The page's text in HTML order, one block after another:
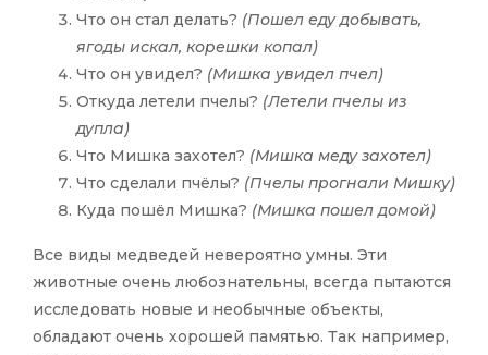
Что он стал делать? (Пошел еду добывать,
ягоды искал, корешки копал)
Что он увидел? (Мишка увидел пчел)
Откуда летели пчелы? (Летели пчелы из
дупла)
Что Мишка захотел? (Мишка меду захотел)
Что сделали пчёлы? (Пчелы прогнали Мишку)
Куда пошёл Мишка? (Мишка пошел домой)
Все виды медведей невероятно умны. Эти
животные очень любознательны, всегда пытаются
исследовать новые и необычные объекты,
обладают очень хорошей памятью. Так например,